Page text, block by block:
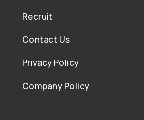
Recruit
Contact Us
Privacy Policy
Company Policy